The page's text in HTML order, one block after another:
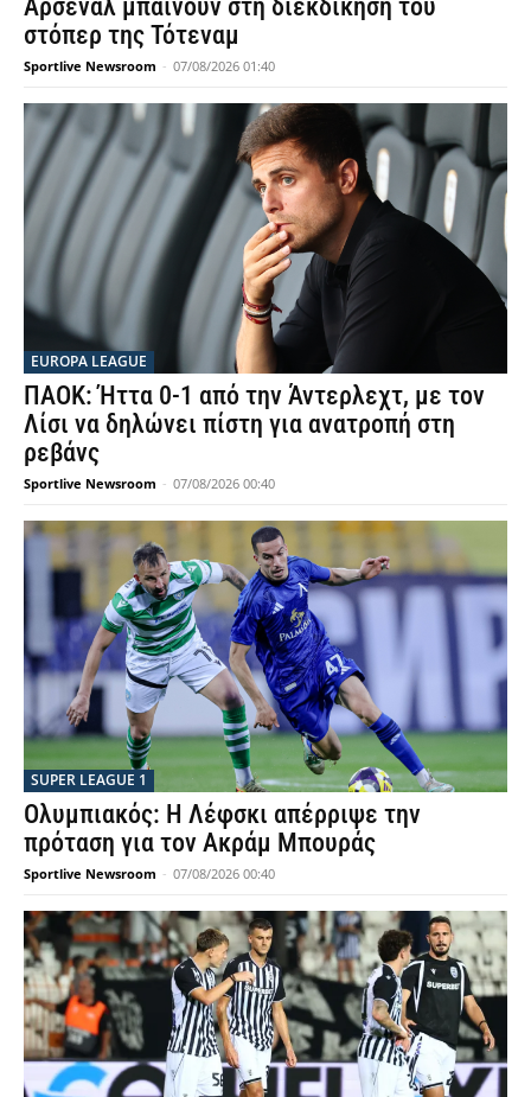
Άρσεναλ μπαίνουν στη διεκδίκηση του
στόπερ της Τότεναμ
Sportlive Newsroom - 07/08/2026 01:40
EUROPA LEAGUE
ΠΑΟΚ: Ήττα 0-1 από την Άντερλεχτ, με τον
Λίσι να δηλώνει πίστη για ανατροπή στη
ρεβάνς
Sportlive Newsroom - 07/08/2026 00:40
SUPER LEAGUE 1
Ολυμπιακός: Η Λέφσκι απέρριψε την
πρόταση για τον Ακράμ Μπουράς
Sportlive Newsroom - 07/08/2026 00:40